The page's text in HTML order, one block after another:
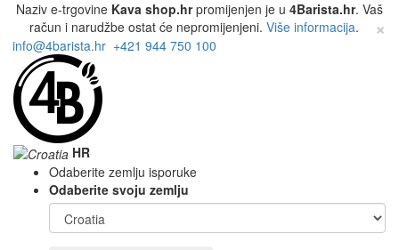
Naziv e-trgovine Kava shop.hrpromijenjen je u 4Barista.hr. Vaš
račun i narudžbe ostat će nepromijenjeni. Više informacija. ×
info@4barista.hr +421 944 750 100
HR
Odaberite zemlju isporuke
Odaberite svoju zemlju